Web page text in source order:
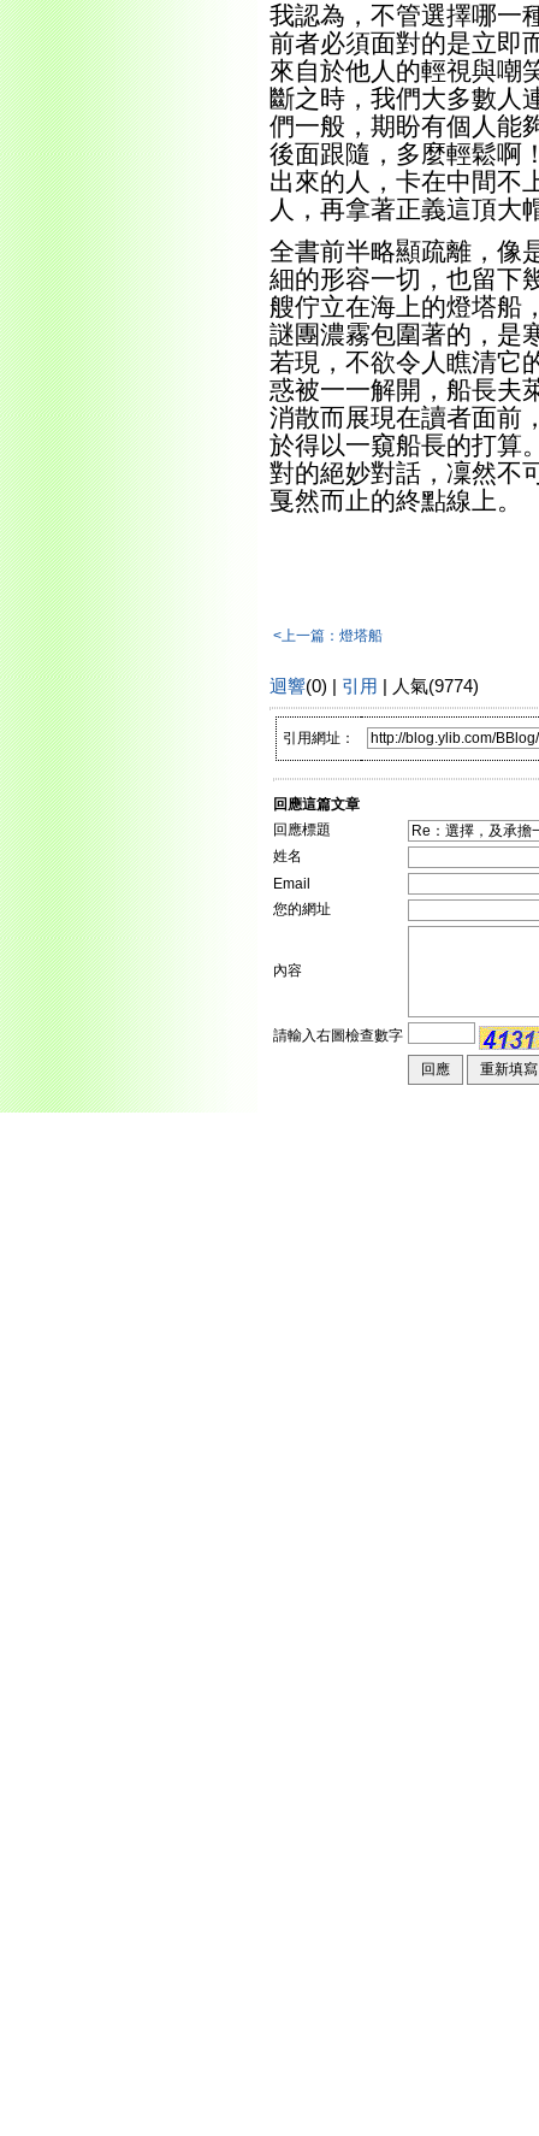
我認為，不管選擇哪一
前者必須面對的是立即
來自於他人的輕視與嘲
斷之時，我們大多數人
們一般，期盼有個人能
後面跟隨，多麼輕鬆啊
出來的人，卡在中間不
人，再拿著正義這頂大
全書前半略顯疏離，像
細的形容一切，也留下
艘佇立在海上的燈塔船
謎團濃霧包圍著的，是
若現，不欲令人瞧清它
惑被一一解開，船長夫
消散而展現在讀者面前
於得以一窺船長的打算
對的絕妙對話，凜然不
戛然而止的終點線上。
<上一篇：燈塔船
迴響(0) | 引用 | 人氣(9774)
引用網址：
回應這篇文章
回應標題
姓名
Email
您的網址
內容
請輸入右圖檢查數字